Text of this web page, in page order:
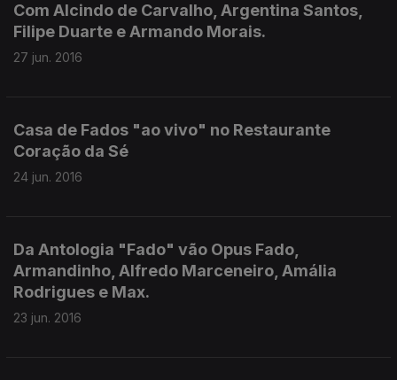
Com Alcindo de Carvalho, Argentina Santos,
Filipe Duarte e Armando Morais.
27 jun. 2016
Casa de Fados "ao vivo" no Restaurante
Coração da Sé
24 jun. 2016
Da Antologia "Fado" vão Opus Fado,
Armandinho, Alfredo Marceneiro, Amália
Rodrigues e Max.
23 jun. 2016